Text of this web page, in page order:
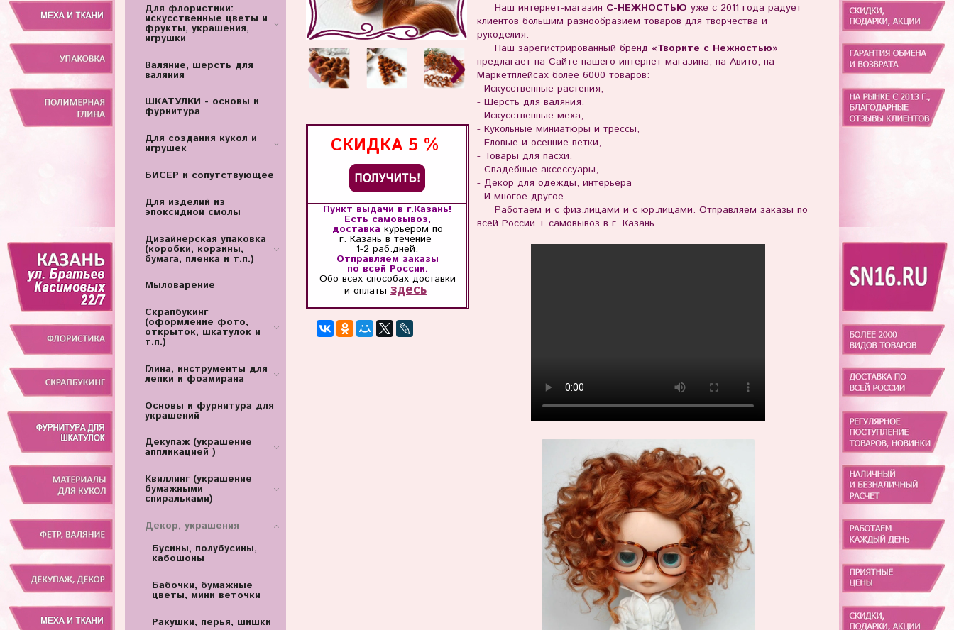
СКИДКА 5 %
Пункт выдачи в г.Казань!
Есть самовывоз,
доставка курьером по
г. Казань в течение
1-2 раб.дней.
Отправляем заказы
по всей России.
Обо всех способах доставки
и оплаты здесь
Наш интернет-магазин С-НЕЖНОСТЬЮ уже с 2011 года радует
клиентов большим разнообразием товаров для творчества и
рукоделия.
Наш зарегистрированный бренд «Творите с Нежностью»
предлагает на Сайте нашего интернет магазина, на Авито, на
Маркетплейсах более 6000 товаров:
- Искусственные растения,
- Шерсть для валяния,
- Искусственные меха,
- Кукольные миниатюры и трессы,
- Еловые и осенние ветки,
- Товары для пасхи,
- Свадебные аксессуары,
- Декор для одежды, интерьера
- И многое другое.
Работаем и с физ.лицами и с юр.лицами. Отправляем заказы по
всей России + самовывоз в г. Казань.
Для флористики:
искусственные цветы и
фрукты, украшения,
игрушки
Валяние, шерсть для
валяния
ШКАТУЛКИ - основы и
фурнитура
Для создания кукол и
игрушек
БИСЕР и сопутствующее
Для изделий из
эпоксидной смолы
Дизайнерская упаковка
(коробки, корзины,
бумага, пленка и т.п.)
Мыловарение
Скрапбукинг
(оформление фото,
открыток, шкатулок и
т.п.)
Глина, инструменты для
лепки и фоамирана
Основы и фурнитура для
украшений
Декупаж (украшение
аппликацией )
Квиллинг (украшение
бумажными
спиральками)
Декор, украшения
Бусины, полубусины,
кабошоны
Бабочки, бумажные
цветы, мини веточки
Ракушки, перья, шишки